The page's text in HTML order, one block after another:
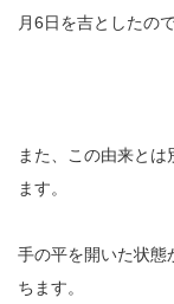
月6日を吉としたの
また、この由来と
ます。
手の平を開いた状態
ちます。